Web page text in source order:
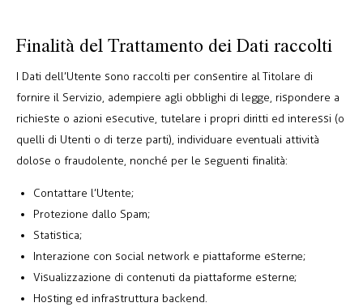
Finalità del Trattamento dei Dati raccolti
I Dati dell’Utente sono raccolti per consentire al Titolare di
fornire il Servizio, adempiere agli obblighi di legge, rispondere a
richieste o azioni esecutive, tutelare i propri diritti ed interessi (o
quelli di Utenti o di terze parti), individuare eventuali attività
dolose o fraudolente, nonché per le seguenti finalità:
Contattare l’Utente;
Protezione dallo Spam;
Statistica;
Interazione con social network e piattaforme esterne;
Visualizzazione di contenuti da piattaforme esterne;
Hosting ed infrastruttura backend.